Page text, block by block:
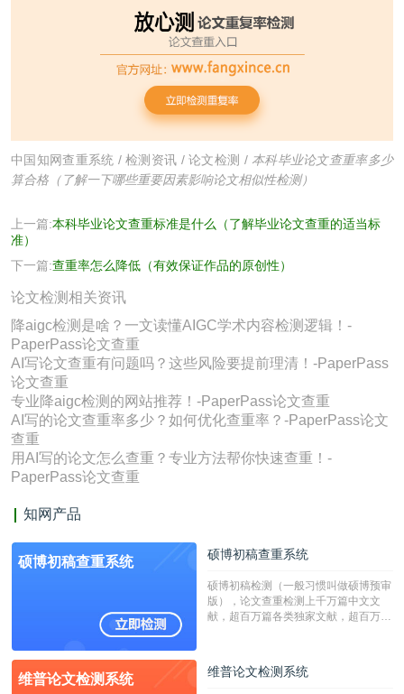
中国知网查重系统 /检测资讯 / 论文检测 / 本科毕业论文查重率多少
算合格（了解一下哪些重要因素影响论文相似性检测）
上一篇:本科毕业论文查重标准是什么（了解毕业论文查重的适当标
准）
下一篇:查重率怎么降低（有效保证作品的原创性）
论文检测相关资讯
降aigc检测是啥？一文读懂AIGC学术内容检测逻辑！-
PaperPass论文查重
AI写论文查重有问题吗？这些风险要提前理清！-PaperPass
论文查重
专业降aigc检测的网站推荐！-PaperPass论文查重
AI写的论文查重率多少？如何优化查重率？-PaperPass论文
查重
用AI写的论文怎么查重？专业方法帮你快速查重！-
PaperPass论文查重
知网产品
硕博初稿查重系统 硕博初稿查重系统
硕博初稿检测（一般习惯叫做硕博预审
版），论文查重检测上千万篇中文文
献，超百万篇各类独家文献，超百万港
校用来检测硕博论文的系统，检测范围
广，数据来源真实，检测算法合理!本
维普论文检测系统 维普论文检测系统